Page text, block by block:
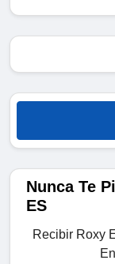
Nunca Te
ES
Recibir Roxy